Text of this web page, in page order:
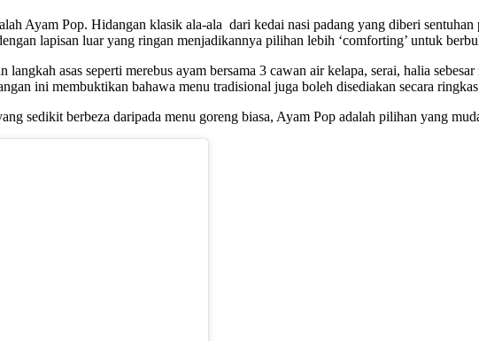
Ayam Pop. Hidangan klasik ala-ala dari kedai nasi padang yang diberi
lapisan luar yang ringan menjadikannya pilihan lebih ‘comforting’ untuk
asas seperti merebus ayam bersama 3 cawan air kelapa, serai, halia
ini membuktikan bahawa menu tradisional juga boleh disediakan secara
sedikit berbeza daripada menu goreng biasa, Ayam Pop adalah pilihan yang